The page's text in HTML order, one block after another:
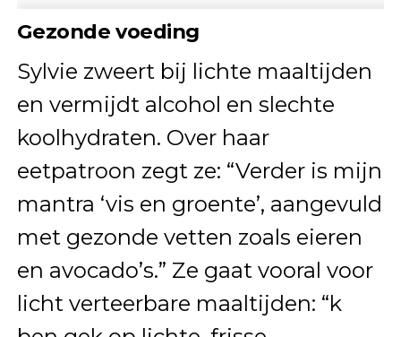
Gezonde voeding
Sylvie zweert bij lichte maaltijden
en vermijdt alcohol en slechte
koolhydraten. Over haar
eetpatroon zegt ze: “Verder is mijn
mantra ‘vis en groente’, aangevuld
met gezonde vetten zoals eieren
en avocado’s.” Ze gaat vooral voor
licht verteerbare maaltijden: “k